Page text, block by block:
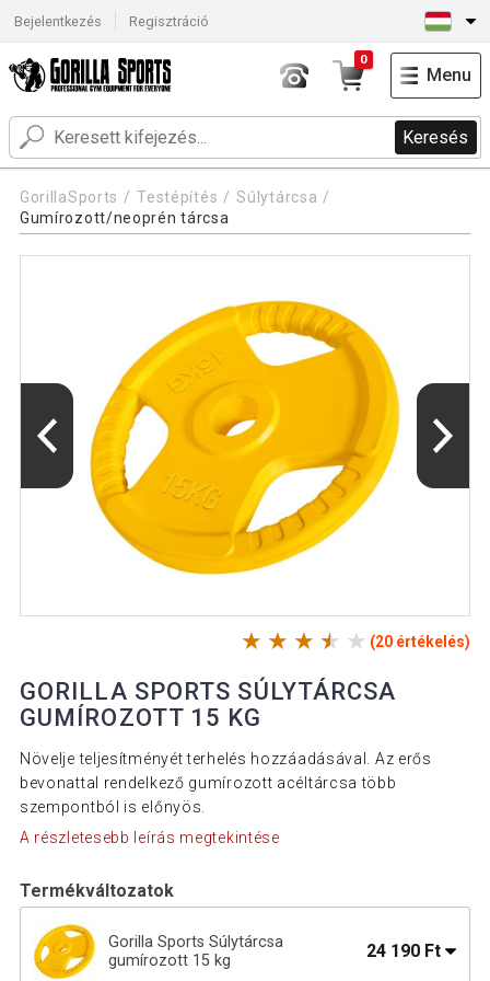
Bejelentkezés Regisztráció
Keresés
0
Menu
GorillaSports Testépítés
Súlytárcsa
Gumírozott/neoprén tárcsa
(20 értékelés)
GORILLA SPORTS SÚLYTÁRCSA
GUMÍROZOTT 15 KG
Növelje teljesítményét terhelés hozzáadásával. Az erős
bevonattal rendelkező gumírozott acéltárcsa több
szempontból is előnyös.
A részletesebb leírás megtekintése
Termékváltozatok
Gorilla Sports Súlytárcsa
gumírozott 15 kg
24 190 Ft